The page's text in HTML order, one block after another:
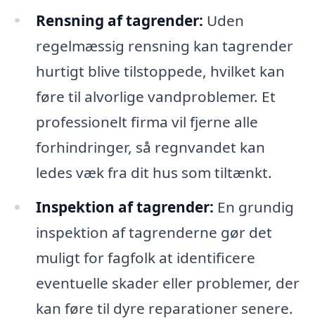
Rensning af tagrender: Uden
regelmæssig rensning kan tagrender
hurtigt blive tilstoppede, hvilket kan
føre til alvorlige vandproblemer. Et
professionelt firma vil fjerne alle
forhindringer, så regnvandet kan
ledes væk fra dit hus som tiltænkt.
Inspektion af tagrender: En grundig
inspektion af tagrenderne gør det
muligt for fagfolk at identificere
eventuelle skader eller problemer, der
kan føre til dyre reparationer senere.